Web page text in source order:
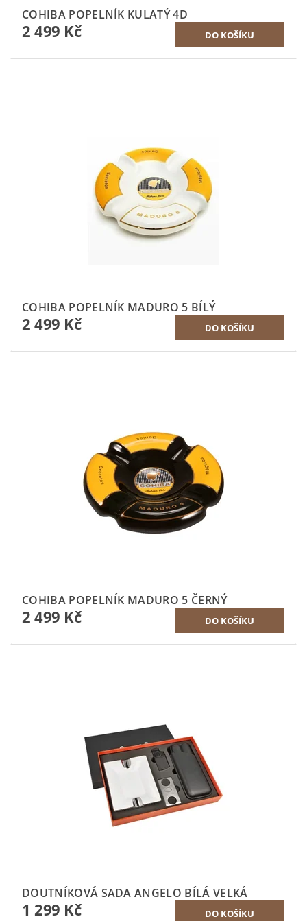
COHIBA POPELNÍK KULATÝ 4D
2 499 Kč
COHIBA POPELNÍK MADURO 5 BÍLÝ
2 499 Kč
COHIBA POPELNÍK MADURO 5 ČERNÝ
2 499 Kč
DOUTNÍKOVÁ SADA ANGELO BÍLÁ VELKÁ
1 299 Kč